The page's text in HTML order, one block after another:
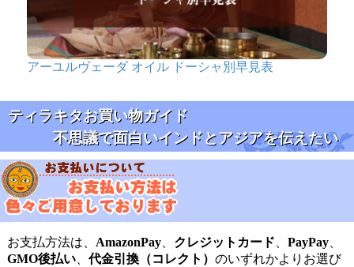
アーユルヴェーダ オイル ドーシャ別早見表
ティラキタお買い物ガイド
不思議で面白いインドとアジアを伝えたい
お支払方法は、 AmazonPay、 クレジットカード PayPay、
GMO後払い、代金引換（コレクト） のいずれかよりお選び